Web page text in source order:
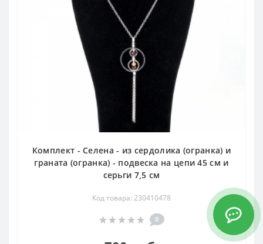
Комплект - Селена - из сердолика (огранка) и
граната (огранка) - подвеска на цепи 45 см и
серьги 7,5 см
Код товара: 230410478
0